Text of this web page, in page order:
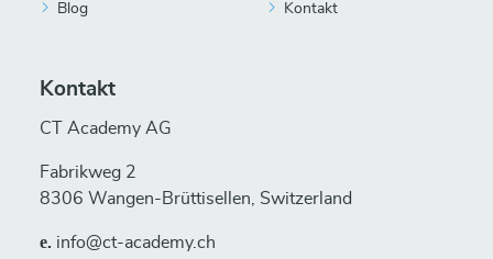
Blog
Kontakt
Kontakt
CT Academy AG
Fabrikweg 2
8306 Wangen-Brüttisellen, Switzerland
е. info@ct-academy.ch